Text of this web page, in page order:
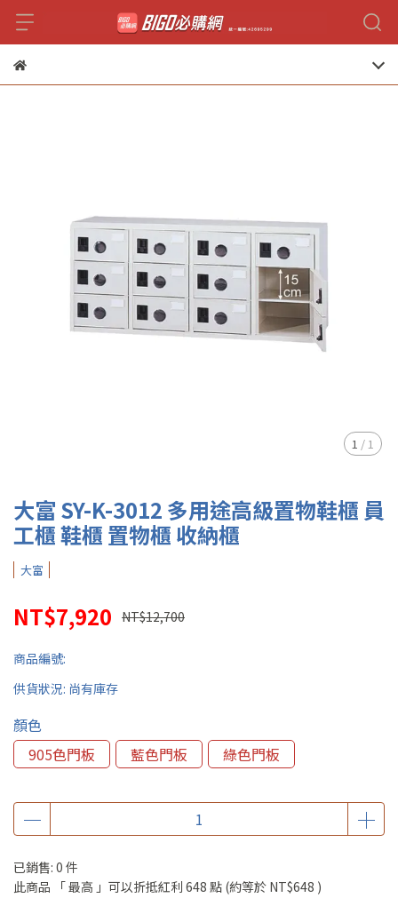
1 / 1
大富 SY-K-3012 多用途高級置物鞋櫃 員
工櫃 鞋櫃 置物櫃 收納櫃
大富
NT$7,920 NT$12,700
商品編號:
供貨狀況: 尚有庫存
顏色
905色門板
藍色門板 綠色門板
已銷售: 0 件
此商品 「 最高 」可以折抵紅利 648 點 (約等於 NT$648 )